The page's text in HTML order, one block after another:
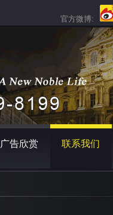
官方微博:
广告欣赏 联系我们